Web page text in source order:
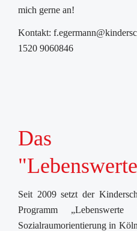
mich gerne an!
Kontakt:
1520 9060846
Das
Seit 2009 setzt der
Programm
Sozialraumorientierung in